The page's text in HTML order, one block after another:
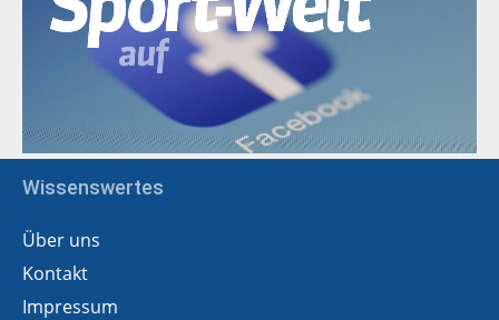
Wissenswertes
Über uns
Kontakt
Impressum